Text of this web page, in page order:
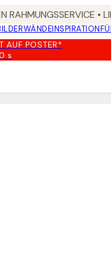
RAHMUNGSSERVICE •
INSPIRATION
AUF POSTER*
s